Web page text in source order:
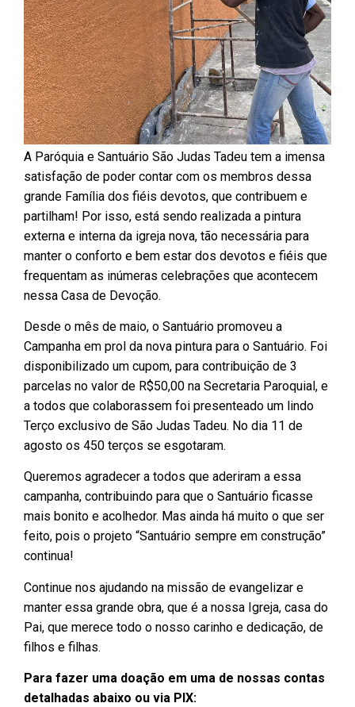
A Paróquia e Santuário São Judas Tadeu tem a imensa
satisfação de poder contar com os membros dessa
grande Família dos fiéis devotos, que contribuem e
partilham! Por isso, está sendo realizada a pintura
externa e interna da igreja nova, tão necessária para
manter o conforto e bem estar dos devotos e fiéis que
frequentam as inúmeras celebrações que acontecem
nessa Casa de Devoção.
Desde o mês de maio, o Santuário promoveu a
Campanha em prol da nova pintura para o Santuário. Foi
disponibilizado um cupom, para contribuição de 3
parcelas no valor de R$50,00 na Secretaria Paroquial, e
a todos que colaborassem foi presenteado um lindo
Terço exclusivo de São Judas Tadeu. No dia 11 de
agosto os 450 terços se esgotaram.
Queremos agradecer a todos que aderiram a essa
campanha, contribuindo para que o Santuário ficasse
mais bonito e acolhedor. Mas ainda há muito o que ser
feito, pois o projeto “Santuário sempre em construção”
continua!
Continue nos ajudando na missão de evangelizar e
manter essa grande obra, que é a nossa Igreja, casa do
Pai, que merece todo o nosso carinho e dedicação, de
filhos e filhas.
Para fazer uma doação em uma de nossas contas
detalhadas abaixo ou via PIX: